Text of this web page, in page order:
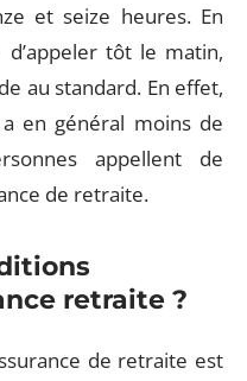
et seize heures. En
d’appeler tôt le matin,
au standard. En effet,
en général moins de
appellent de
de retraite.
retraite ?
de retraite est